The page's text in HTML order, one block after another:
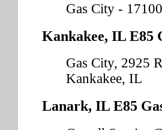
Gas City -
Kankakee, IL E85
Gas City, 2925
Kankakee, IL
Lanark, IL E85